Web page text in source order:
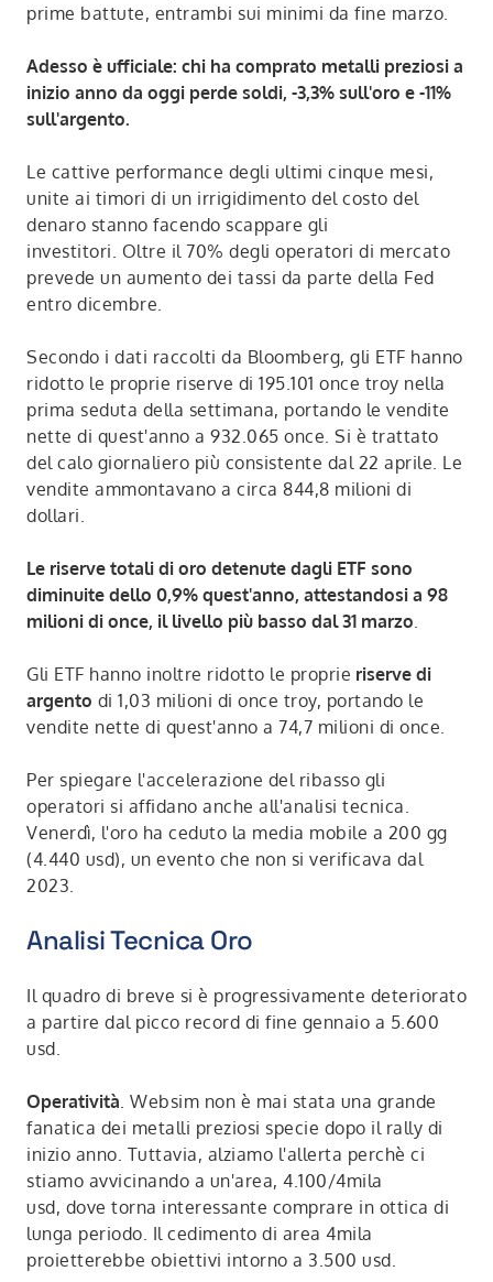
prime battute, entrambi sui minimi da fine marzo.
Adesso è ufficiale: chi ha comprato metalli preziosi a
inizio anno da oggi perde soldi, -3,3% sull'oro e -11%
sull'argento.
Le cattive performance degli ultimi cinque mesi,
unite ai timori di un irrigidimento del costo del
denaro stanno facendo scappare gli
investitori. Oltre il 70% degli operatori di mercato
prevede un aumento dei tassi da parte della Fed
entro dicembre.
Secondo i dati raccolti da Bloomberg, gli ETF hanno
ridotto le proprie riserve di 195.101 once troy nella
prima seduta della settimana, portando le vendite
nette di quest'anno a 932.065 once. Si è trattato
del calo giornaliero più consistente dal 22 aprile. Le
vendite ammontavano a circa 844,8 milioni di
dollari.
Le riserve totali di oro detenute dagli ETF sono
diminuite dello 0,9% quest'anno, attestandosi a 98
milioni di once, il livello più basso dal 31 marzo.
Gli ETF hanno inoltre ridotto le proprie riserve di
argento di 1,03 milioni di once troy, portando le
vendite nette di quest'anno a 74,7 milioni di once.
Per spiegare l'accelerazione del ribasso gli
operatori si affidano anche all'analisi tecnica.
Venerdì, l'oro ha ceduto la media mobile a 200 gg
(4.440 usd), un evento che non si verificava dal
2023.
Analisi Tecnica Oro
Il quadro di breve si è progressivamente deteriorato
a partire dal picco record di fine gennaio a 5.600
usd.
Operatività. Websim non è mai stata una grande
fanatica dei metalli preziosi specie dopo il rally di
inizio anno. Tuttavia, alziamo l'allerta perchè ci
stiamo avvicinando a un'area, 4.100/4mila
usd, dove torna interessante comprare in ottica di
lunga periodo. Il cedimento di area 4mila
proietterebbe obiettivi intorno a 3.500 usd.